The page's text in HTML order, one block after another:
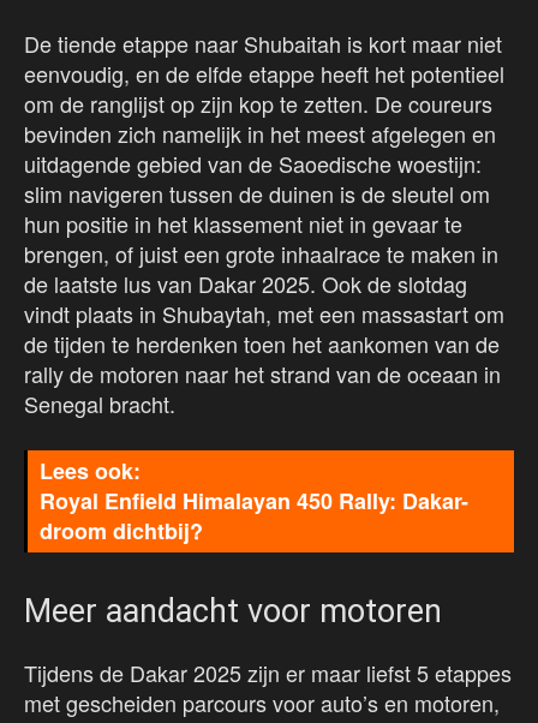
De tiende etappe naar Shubaitah is kort maar niet
eenvoudig, en de elfde etappe heeft het potentieel
om de ranglijst op zijn kop te zetten. De coureurs
bevinden zich namelijk in het meest afgelegen en
uitdagende gebied van de Saoedische woestijn:
slim navigeren tussen de duinen is de sleutel om
hun positie in het klassement niet in gevaar te
brengen, of juist een grote inhaalrace te maken in
de laatste lus van Dakar 2025. Ook de slotdag
vindt plaats in Shubaytah, met een massastart om
de tijden te herdenken toen het aankomen van de
rally de motoren naar het strand van de oceaan in
Senegal bracht.
Royal Enfield Himalayan 450 Rally: Dakar-
droom dichtbij?
Meer aandacht voor motoren
Tijdens de Dakar 2025 zijn er maar liefst 5 etappes
met gescheiden parcours voor auto’s en motoren,